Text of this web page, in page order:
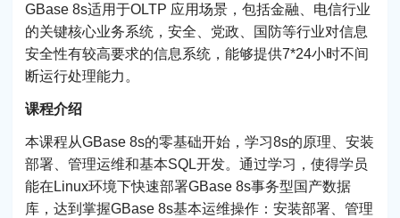
GBase 8s适用于OLTP 应用场景，包括金融、电信行业
的关键核心业务系统，安全、党政、国防等行业对信息
安全性有较高要求的信息系统，能够提供7*24小时不间
断运行处理能力。
课程介绍
本课程从GBase 8s的零基础开始，学习8s的原理、安装
部署、管理运维和基本SQL开发。通过学习，使得学员
能在Linux环境下快速部署GBase 8s事务型国产数据
库，达到掌握GBase 8s基本运维操作：安装部署、管理